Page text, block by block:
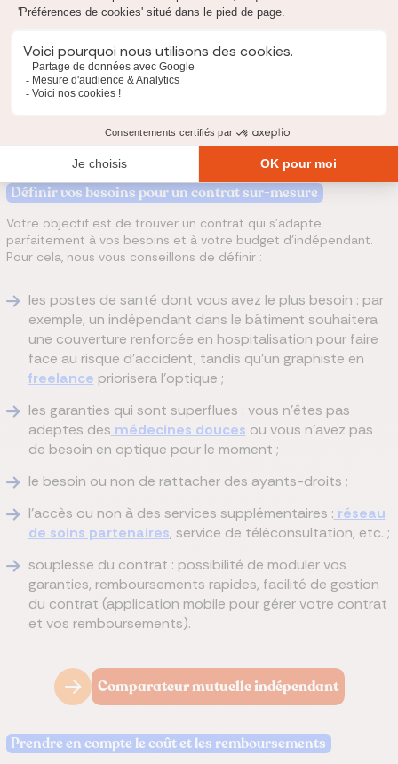
le choix d’un contrat au juste prix.
Comment choisir la meilleure assurance TNS pour
indépendant ?
critères. Voici les différents éléments à regarder avant de
Définir vos besoins pour un contrat sur-mesure
Votre objectif est de trouver un contrat qui s'adapte
parfaitement à vos besoins et à votre budget d'indépendant.
Pour cela, nous vous conseillons de définir :
les postes de santé dont vous avez le plus besoin : par
exemple, un indépendant dans le bâtiment souhaitera
une couverture renforcée en hospitalisation pour faire
face au risque d'accident, tandis qu’un graphiste en
freelance priorisera l’optique ;
les garanties qui sont superflues : vous n'êtes pas
adeptes des médecines douces ou vous n'avez pas
de besoin en optique pour le moment ;
le besoin ou non de rattacher des ayants-droits ;
l'accès ou non à des services supplémentaires : réseau
de soins partenaires, service de téléconsultation, etc. ;
souplesse du contrat : possibilité de moduler vos
garanties, remboursements rapides, facilité de gestion
du contrat (application mobile pour gérer votre contrat
et vos remboursements).
Comparateur mutuelle indépendant
Prendre en compte le coût et les remboursements